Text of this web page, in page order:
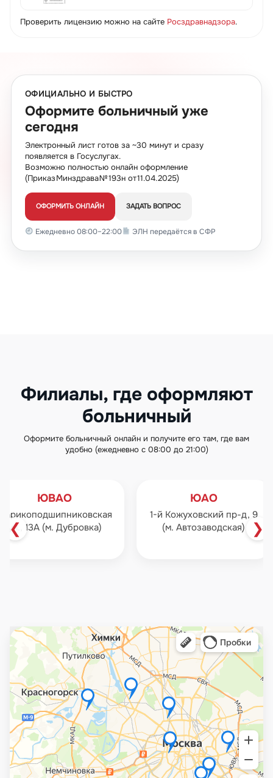
Проверить лицензию можно на сайте Росздравнадзора.
ОФИЦИАЛЬНО И БЫСТРО
Оформите больничный уже
сегодня
Электронный лист готов за ~30 минут и сразу
появляется в Госуслугах.
Возможно полностью онлайн оформление
(Приказ Минздрава № 193н от 11.04.2025)
ОФОРМИТЬ ОНЛАЙН ЗАДАТЬ ВОПРОС
Ежедневно 08:00–22:00 ЭЛН передаётся в СФР
Филиалы, где оформляют
больничный
Оформите больничный онлайн и получите его там, где вам
удобно (ежедневно с 08:00 до 21:00)
❮
пр-д, 9
ул. Профсоюзная, 27, к.1
(м. Профсоюзная)
❯